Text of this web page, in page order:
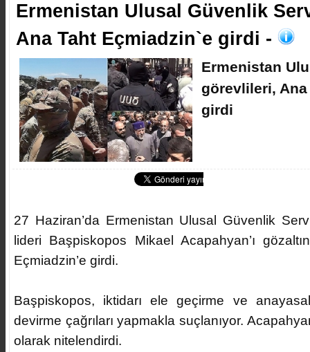
​Ermenistan Ulusal Güvenlik
Ana Taht Eçmiadzin`e girdi -
​Ermenistan
görevlileri,
girdi
27 Haziran’da Ermenistan Ulusal Güvenlik
lideri Başpiskopos Mikael Acapahyan’ı
Eçmiadzin’e girdi.
Başpiskopos, iktidarı ele geçirme ve
devirme çağrıları yapmakla suçlanıyor.
olarak nitelendirdi.